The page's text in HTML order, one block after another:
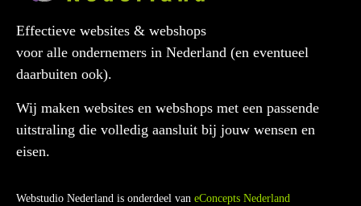
Effectieve websites & webshops
voor alle ondernemers in Nederland (en eventueel
daarbuiten ook).
Wij maken websites en webshops met een passende
uitstraling die volledig aansluit bij jouw wensen en
eisen.
Webstudio Nederland is onderdeel van eConcepts Nederland